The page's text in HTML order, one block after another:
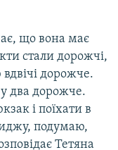
що вона має
стали дорожчі,
дорожче.
два дорожче.
і поїхати в
подумаю,
Тетяна